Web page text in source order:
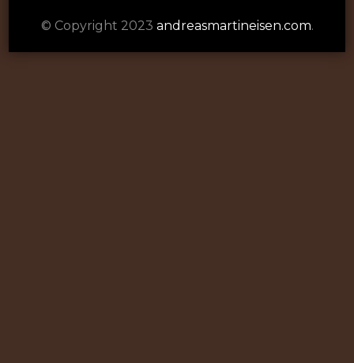
© Copyright 2023 andreasmartineisen.com.